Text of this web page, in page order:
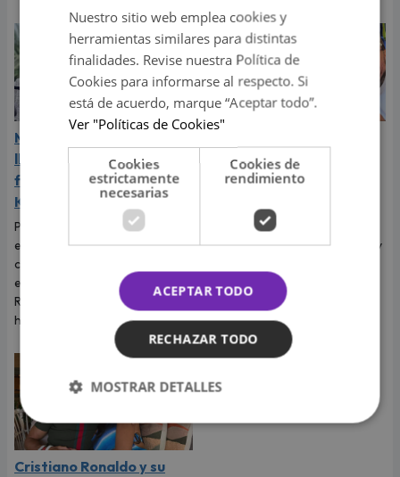
Mario Hart admitió que
lloró a escondidas tras el
fin de su relación con
Korina Rivadeneira
Por primera vez, el
exintegrante de Combate
contó cómo realmente afrontó
el fin de su relación con Korina
Rivadeneira, madre de sus dos
hijos.
sorprendió al confesar
que volvió con Milett
El argentino llegó al Perú para
reencontrarse con la modelo y
fuerte que nunca.
Cristiano Ronaldo y su
Nuestro sitio web emplea cookies y
herramientas similares para distintas
finalidades. Revise nuestra Política de
Cookies para informarse al respecto. Si
está de acuerdo, marque “Aceptar todo”.
Ver "Políticas de Cookies"
Cookies
estrictamente
necesarias
Cookies de
rendimiento
ACEPTAR TODO
RECHAZAR TODO
MOSTRAR DETALLES